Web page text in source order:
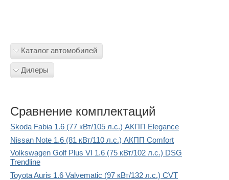
Каталог автомобилей
Дилеры
Сравнение комплектаций
Skoda Fabia 1.6 (77 кВт/105 л.с.) АКПП Elegance
Nissan Note 1.6 (81 кВт/110 л.с.) АКПП Comfort
Volkswagen Golf Plus VI 1.6 (75 кВт/102 л.с.) DSG
Trendline
Toyota Auris 1.6 Valvematic (97 кВт/132 л.с.) CVT